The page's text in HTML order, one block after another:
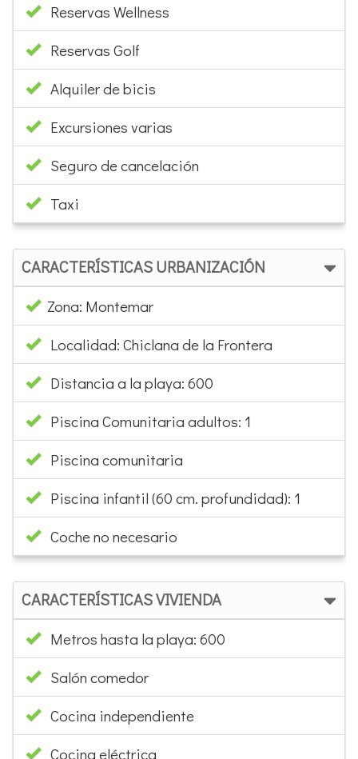
Alquiler de bicis
Excursiones varias
Seguro de cancelación
Taxi
CARACTERÍSTICAS URBANIZACIÓN
Localidad: Chiclana de la Frontera
Distancia a la playa: 600
Piscina Comunitaria adultos: 1
Piscina comunitaria
Piscina infantil (60 cm. profundidad): 1
Coche no necesario
CARACTERÍSTICAS VIVIENDA
Salón comedor
Cocina independiente
Cocina eléctrica
Baños: 1